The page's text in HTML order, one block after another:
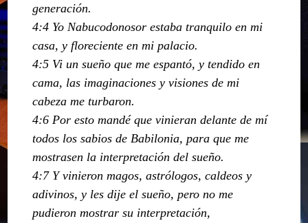
generación.
4:4 Yo Nabucodonosor estaba tranquilo en mi
casa, y floreciente en mi palacio.
4:5 Vi un sueño que me espantó, y tendido en
cama, las imaginaciones y visiones de mi
cabeza me turbaron.
4:6 Por esto mandé que vinieran delante de mí
todos los sabios de Babilonia, para que me
mostrasen la interpretación del sueño.
4:7 Y vinieron magos, astrólogos, caldeos y
adivinos, y les dije el sueño, pero no me
pudieron mostrar su interpretación,